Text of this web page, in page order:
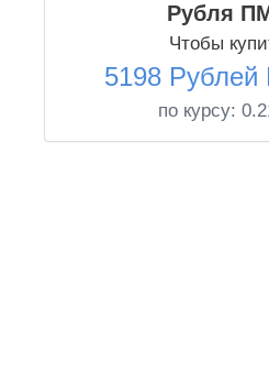
Рубля
Чтобы
5198 Рублей
по курсу: